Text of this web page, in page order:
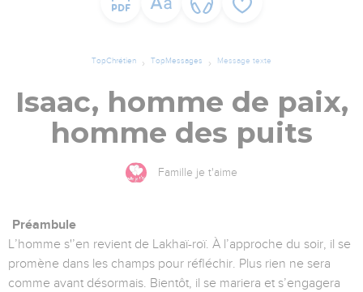
TopChrétien TopMessages Message texte
Isaac, homme de paix,
homme des puits
Famille je t'aime
Préambule
L’homme s'’en revient de Lakhaï-roï. À l’approche du soir, il se
promène dans les champs pour réfléchir. Plus rien ne sera
comme avant désormais. Bientôt, il se mariera et s’engagera